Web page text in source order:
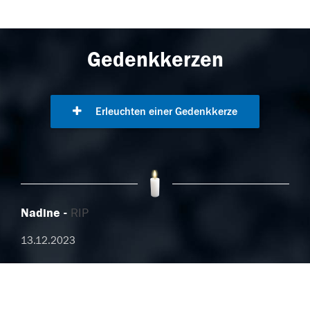
Gedenkkerzen
Erleuchten einer Gedenkkerze
Nadine RIP
13.12.2023